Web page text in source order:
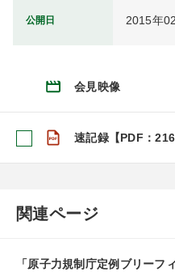
公開日 2015年
会見映像
速記録【PDF：
関連ページ
「原子力規制庁定例ブリーフ